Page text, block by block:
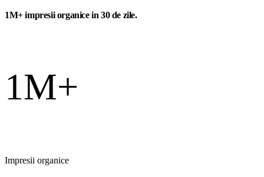
1M+ impresii organice in 30 de zile.
1M+
Impresii organice